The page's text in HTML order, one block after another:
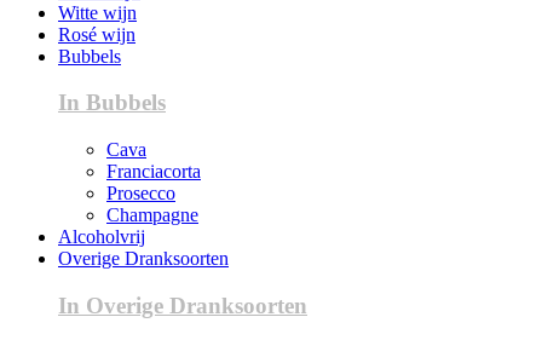
Witte wijn
Rosé wijn
Bubbels
In Bubbels
Cava
Franciacorta
Prosecco
Champagne
Alcoholvrij
Overige Dranksoorten
In Overige Dranksoorten